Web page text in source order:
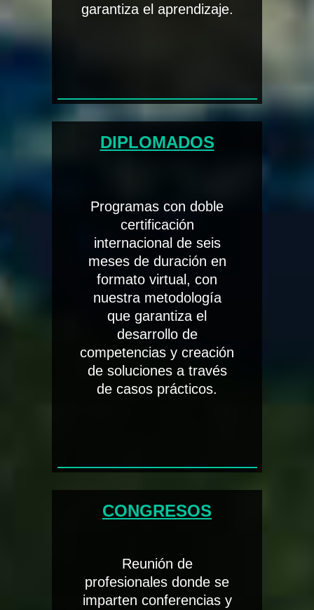
garantiza el aprendizaje.
DIPLOMADOS
Programas con doble
certificación
internacional de seis
meses de duración en
formato virtual, con
nuestra metodología
que garantiza el
desarrollo de
competencias y creación
de soluciones a través
de casos prácticos.
CONGRESOS
Reunión de
profesionales donde se
imparten conferencias y